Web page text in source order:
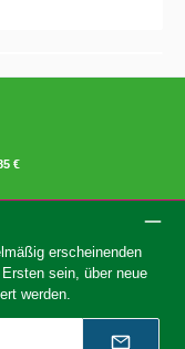
€
erscheinenden
sein, über neue
werden.